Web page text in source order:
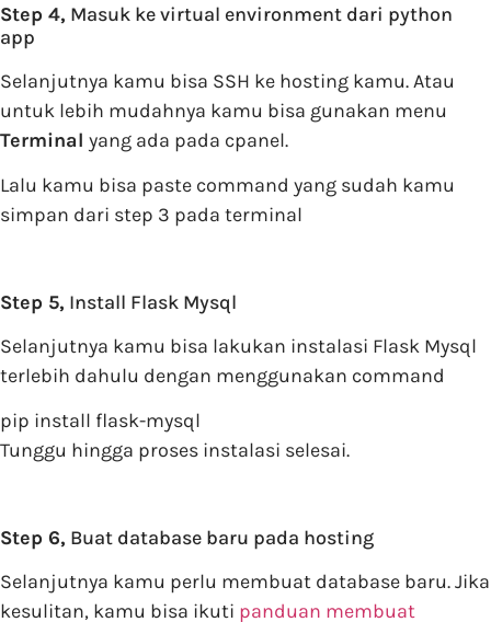
Step 4, Masuk ke virtual environment dari python
app
Selanjutnya kamu bisa SSH ke hosting kamu. Atau
untuk lebih mudahnya kamu bisa gunakan menu
Terminal yang ada pada cpanel.
Lalu kamu bisa paste command yang sudah kamu
simpan dari step 3 pada terminal
Step 5, Install Flask Mysql
Selanjutnya kamu bisa lakukan instalasi Flask Mysql
terlebih dahulu dengan menggunakan command
pip install flask-mysql
Tunggu hingga proses instalasi selesai.
Step 6, Buat database baru pada hosting
Selanjutnya kamu perlu membuat database baru. Jika
kesulitan, kamu bisa ikuti panduan membuat